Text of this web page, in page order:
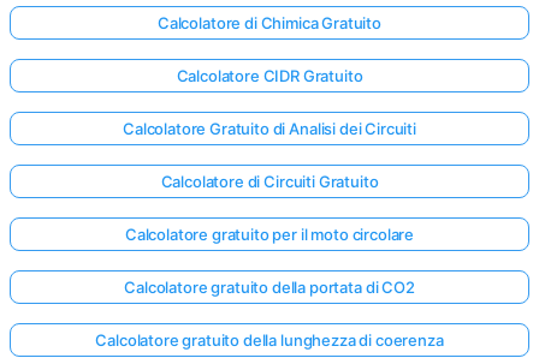
Calcolatore di Chimica Gratuito
Calcolatore CIDR Gratuito
Calcolatore Gratuito di Analisi dei Circuiti
Calcolatore di Circuiti Gratuito
Calcolatore gratuito per il moto circolare
Calcolatore gratuito della portata di CO2
Calcolatore gratuito della lunghezza di coerenza